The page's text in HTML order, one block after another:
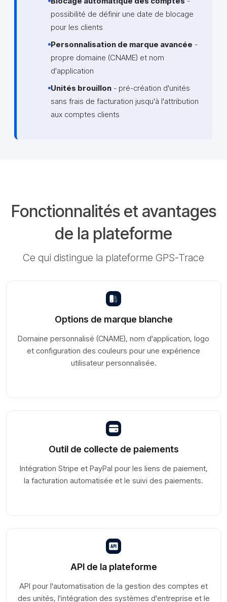
possibilité de définir une date de blocage
pour les clients
Personnalisation de marque avancée -
propre domaine (CNAME) et nom
d'application
Unités brouillon - pré-création d'unités
sans frais de facturation jusqu'à l'attribution
aux comptes clients
Fonctionnalités et avantages
de la plateforme
Ce qui distingue la plateforme GPS-Trace
Options de marque blanche
Domaine personnalisé (CNAME), nom d'application, logo
et configuration des couleurs pour une expérience
utilisateur personnalisée.
Outil de collecte de paiements
Intégration Stripe et PayPal pour les liens de paiement,
la facturation automatisée et le suivi des paiements.
API de la plateforme
API pour l'automatisation de la gestion des comptes et
des unités, l'intégration des systèmes d'entreprise et le